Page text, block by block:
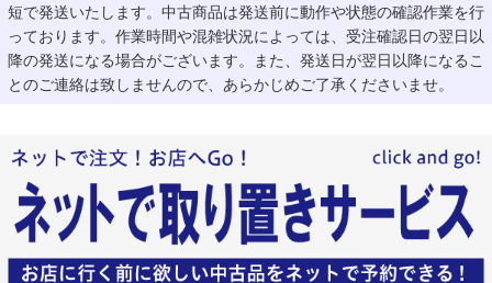
短で発送いたします。中古商品は発送前に動作や状態の確認作業を行
っております。作業時間や混雑状況によっては、受注確認日の翌日以
降の発送になる場合がございます。また、発送日が翌日以降になるこ
とのご連絡は致しませんので、あらかじめご了承くださいませ。